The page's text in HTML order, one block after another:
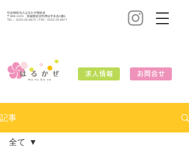
社会福祉法人はるかぜ福祉会
〒989-2423 宮城県岩沼市押分字水先5番6
TEL： 0223-25-6670 / FAX：0223-25-6671
求人情報 お問合せ
記事
全て